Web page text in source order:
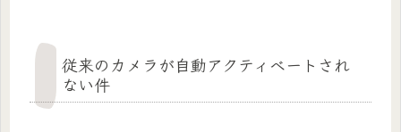
従来のカメラが自動アクティベートされ
ない件